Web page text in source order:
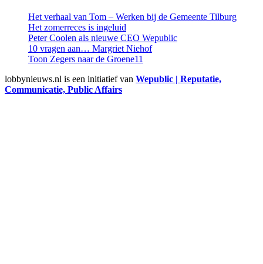
Het verhaal van Tom – Werken bij de Gemeente Tilburg
Het zomerreces is ingeluid
Peter Coolen als nieuwe CEO Wepublic
10 vragen aan… Margriet Niehof
Toon Zegers naar de Groene11
lobbynieuws.nl is een initiatief van Wepublic | Reputatie,
Communicatie, Public Affairs